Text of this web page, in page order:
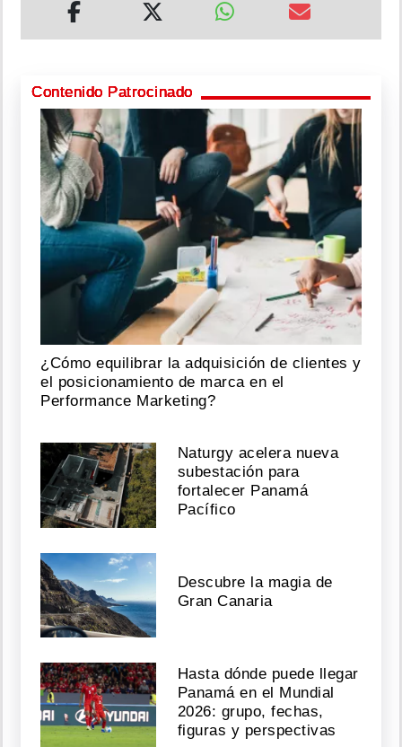
Contenido Patrocinado
¿Cómo equilibrar la adquisición de clientes y
el posicionamiento de marca en el
Performance Marketing?
Naturgy acelera nueva
subestación para
fortalecer Panamá
Pacífico
Descubre la magia de
Gran Canaria
Hasta dónde puede llegar
Panamá en el Mundial
2026: grupo, fechas,
figuras y perspectivas